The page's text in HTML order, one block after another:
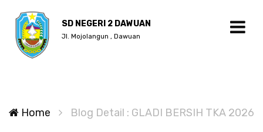
SD NEGERI 2 DAWUAN
Jl. Mojolangun , Dawuan
Home Blog Detail : GLADI BERSIH TKA 2026